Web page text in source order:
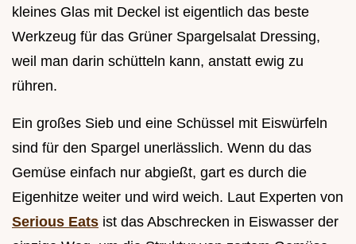
kleines Glas mit Deckel ist eigentlich das beste
Werkzeug für das Grüner Spargelsalat Dressing,
weil man darin schütteln kann, anstatt ewig zu
rühren.
Ein großes Sieb und eine Schüssel mit Eiswürfeln
sind für den Spargel unerlässlich. Wenn du das
Gemüse einfach nur abgießt, gart es durch die
Eigenhitze weiter und wird weich. Laut Experten von
Serious Eats ist das Abschrecken in Eiswasser der